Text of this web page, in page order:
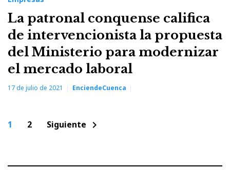
La patronal conquense califica
de intervencionista la propuesta
del Ministerio para modernizar
el mercado laboral
17 de julio de 2021 EnciendeCuenca
Paginación
1 2 Siguiente chevron_right